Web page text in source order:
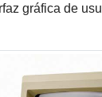
gráfica de